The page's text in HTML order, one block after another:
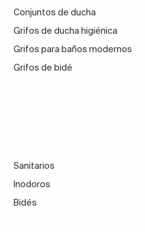
Conjuntos de ducha
Grifos de ducha higiénica
Grifos para baños modernos
Grifos de bidé
Sanitarios
Inodoros
Bidés